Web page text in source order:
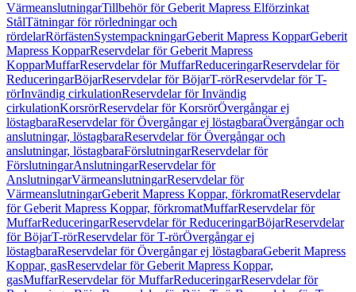
VärmeanslutningarTillbehör för Geberit Mapress Elförzinkat
StålTätningar för rörledningar och
rördelarRörfästenSystempackningarGeberit Mapress KopparGeberit
Mapress KopparReservdelar för Geberit Mapress
KopparMuffarReservdelar för MuffarReduceringarReservdelar för
ReduceringarBöjarReservdelar för BöjarT-rörReservdelar för T-
rörInvändig cirkulationReservdelar för Invändig
cirkulationKorsrörReservdelar för KorsrörÖvergångar ej
löstagbaraReservdelar för Övergångar ej löstagbaraÖvergångar och
anslutningar, löstagbaraReservdelar för Övergångar och
anslutningar, löstagbaraFörslutningarReservdelar för
FörslutningarAnslutningarReservdelar för
AnslutningarVärmeanslutningarReservdelar för
VärmeanslutningarGeberit Mapress Koppar, förkromatReservdelar
för Geberit Mapress Koppar, förkromatMuffarReservdelar för
MuffarReduceringarReservdelar för ReduceringarBöjarReservdelar
för BöjarT-rörReservdelar för T-rörÖvergångar ej
löstagbaraReservdelar för Övergångar ej löstagbaraGeberit Mapress
Koppar, gasReservdelar för Geberit Mapress Koppar,
gasMuffarReservdelar för MuffarReduceringarReservdelar för